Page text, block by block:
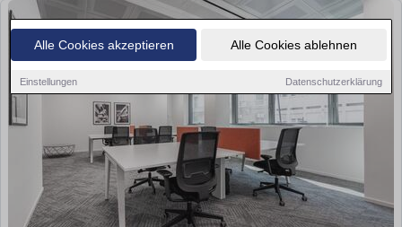
Alle Cookies akzeptieren Alle Cookies ablehnen
Einstellungen Datenschutzerklärung